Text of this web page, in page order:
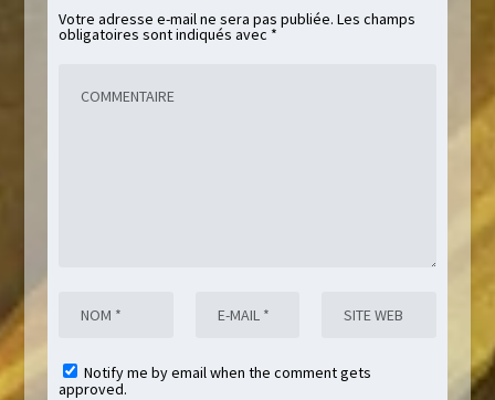
Votre adresse e-mail ne sera pas publiée. Les champs
obligatoires sont indiqués avec *
Notify me by email when the comment gets
approved.